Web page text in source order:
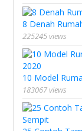
8 Denah
225245 views
10 Model
183067 views